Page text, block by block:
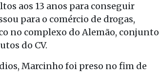
aos 13 anos para conseguir
para o comércio de drogas,
no complexo do Alemão, conjunto
do CV.
Marcinho foi preso no fim de